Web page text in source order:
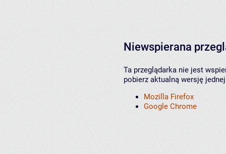
Niewspierana
Ta przeglądarka nie jest
pobierz aktualną wersję
Mozilla Firefox
Google Chrome